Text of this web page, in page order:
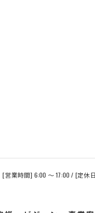
[営業時間] 6:00 〜 17:00 / [定休